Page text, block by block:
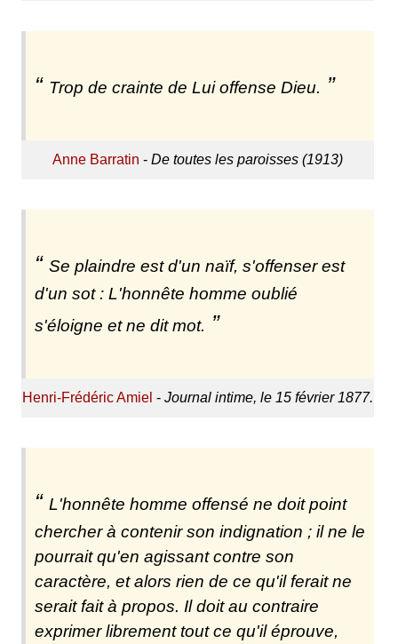
Trop de crainte de Lui offense Dieu.
Anne Barratin - De toutes les paroisses (1913)
Se plaindre est d'un naïf, s'offenser est
d'un sot : L'honnête homme oublié
s'éloigne et ne dit mot.
Henri-Frédéric Amiel - Journal intime, le 15 février 1877.
L'honnête homme offensé ne doit point
chercher à contenir son indignation ; il ne le
pourrait qu'en agissant contre son
caractère, et alors rien de ce qu'il ferait ne
serait fait à propos. Il doit au contraire
exprimer librement tout ce qu'il éprouve,